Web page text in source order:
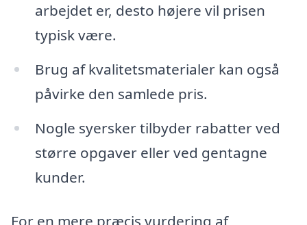
arbejdet er, desto højere vil prisen
typisk være.
Brug af kvalitetsmaterialer kan også
påvirke den samlede pris.
Nogle syersker tilbyder rabatter ved
større opgaver eller ved gentagne
kunder.
For en mere præcis vurdering af